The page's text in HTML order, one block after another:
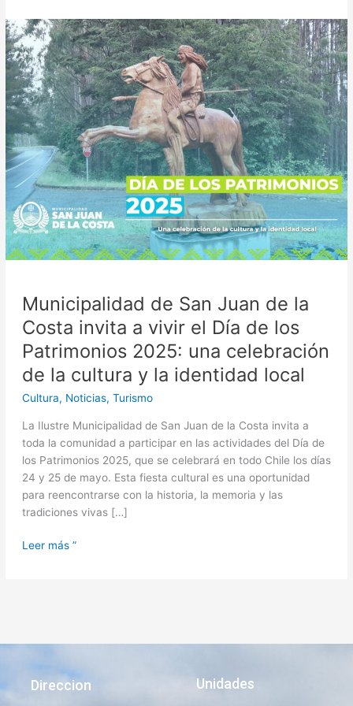
Municipalidad de San Juan de la
Costa invita a vivir el Día de los
Patrimonios 2025: una celebración
de la cultura y la identidad local
Cultura, Noticias, Turismo
La Ilustre Municipalidad de San Juan de la Costa invita a
toda la comunidad a participar en las actividades del Día de
los Patrimonios 2025, que se celebrará en todo Chile los días
24 y 25 de mayo. Esta fiesta cultural es una oportunidad
para reencontrarse con la historia, la memoria y las
tradiciones vivas […]
Municipalidad
de
San
Juan
de
la
Costa
invita
a
vivir
el
Día
de
los
una
celebración
de
la
cultura
identidad
local
Leer más ”
Direccion Unidades